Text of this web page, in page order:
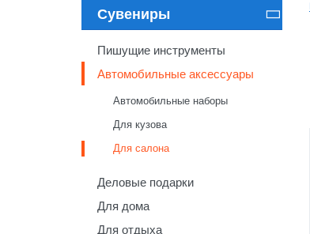
Сувениры 
Пишущие инструменты
Автомобильные аксессуары
Автомобильные наборы
Для кузова
Для салона
Деловые подарки
Для дома
Для отдыха